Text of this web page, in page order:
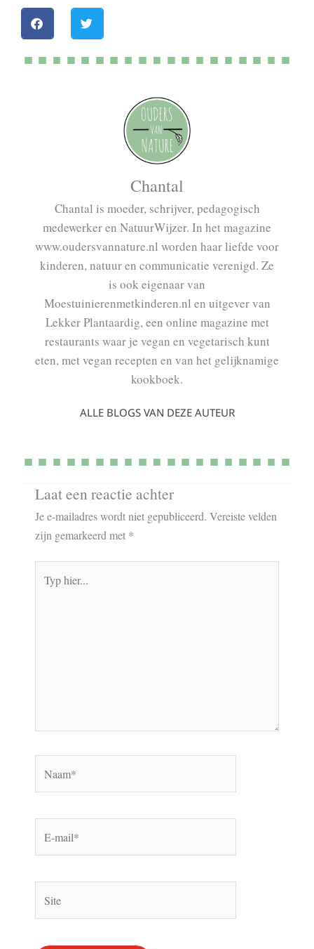
Chantal
Chantal is moeder, schrijver, pedagogisch
medewerker en NatuurWijzer. In het magazine
www.oudersvannature.nl worden haar liefde voor
kinderen, natuur en communicatie verenigd. Ze
is ook eigenaar van
Moestuinierenmetkinderen.nl en uitgever van
Lekker Plantaardig, een online magazine met
restaurants waar je vegan en vegetarisch kunt
eten, met vegan recepten en van het gelijknamige
kookboek.
ALLE BLOGS VAN DEZE AUTEUR
Laat een reactie achter
Je e-mailadres wordt niet gepubliceerd. Vereiste velden
zijn gemarkeerd met *
hier...
mail*